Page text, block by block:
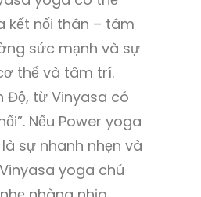
kết nối thân – tâm
sức mạnh và sự
thể và tâm trí.
Độ, từ Vinyasa có
Nếu Power yoga
sự nhanh nhẹn và
yoga chú